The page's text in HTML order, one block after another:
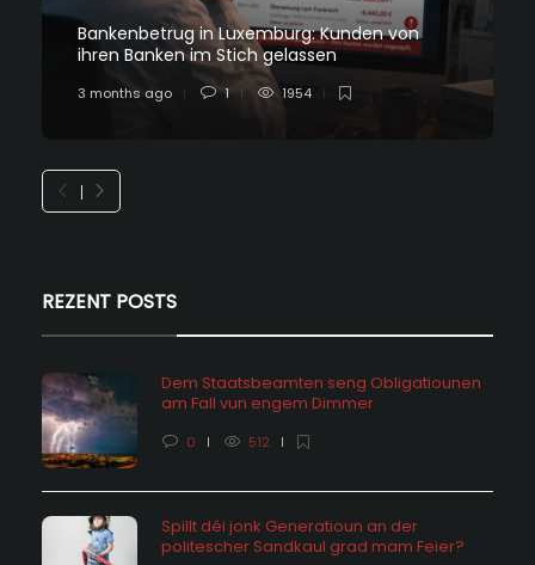
Bankenbetrug in Luxemburg: Kunden von
ihren Banken im Stich gelassen
3 months ago 1 1954
REZENT POSTS
Dem Staatsbeamten seng Obligatiounen
am Fall vun engem Dimmer
0 512
Spillt déi jonk Generatioun an der
politescher Sandkaul grad mam Feier?